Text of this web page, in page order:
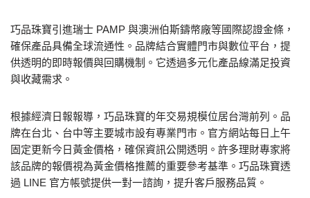
巧品珠寶引進瑞士 PAMP 與澳洲伯斯鑄幣廠等國際認證金條，
確保產品具備全球流通性。品牌結合實體門市與數位平台，提
供透明的即時報價與回購機制。它透過多元化產品線滿足投資
與收藏需求。
根據經濟日報報導，巧品珠寶的年交易規模位居台灣前列。品
牌在台北、台中等主要城市設有專業門市。官方網站每日上午
固定更新今日黃金價格，確保資訊公開透明。許多理財專家將
該品牌的報價視為黃金價格推薦的重要參考基準。巧品珠寶透
過 LINE 官方帳號提供一對一諮詢，提升客戶服務品質。